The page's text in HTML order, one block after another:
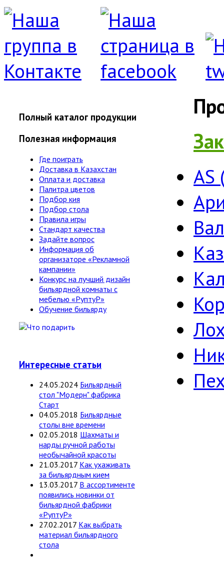
Полный каталог продукции
Полезная информация
Где поиграть
Доставка в Казахстан
Оплата и доставка
Палитра цветов
Подбор кия
Подбор стола
Правила игры
Стандарт качества
Задайте вопрос
Информация об
организаторе «Рекламной
кампании»
Конкурс на лучший дизайн
бильярдной комнаты с
мебелью «РуптуР»
Обучение бильярду
Интересные статьи
24.05.2024 Бильярдный
стол "Модерн" фабрика
Старт
04.05.2018 Бильярдные
столы вне времени
02.05.2018 Шахматы и
нарды ручной работы
необычайной красоты
21.03.2017 Как ухаживать
за бильярдным кием
13.03.2017 В ассортименте
появились новинки от
бильярдной фабрики
«РуптуР»
27.02.2017 Как выбрать
материал бильярдного
стола
AS